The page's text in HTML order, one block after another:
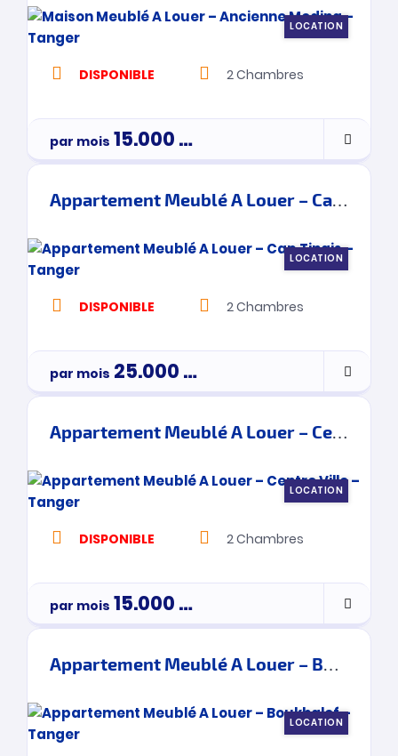
LOCATION
DISPONIBLE 2Chambres
par mois 15.000Dh
Appartement Meublé A Louer – Cap Tingis – Tanger
LOCATION
DISPONIBLE 2Chambres
par mois 25.000Dh
Appartement Meublé A Louer – Centre Ville – Tanger
LOCATION
DISPONIBLE 2Chambres
par mois 15.000Dh
Appartement Meublé A Louer – Boukhalef – Tanger
LOCATION